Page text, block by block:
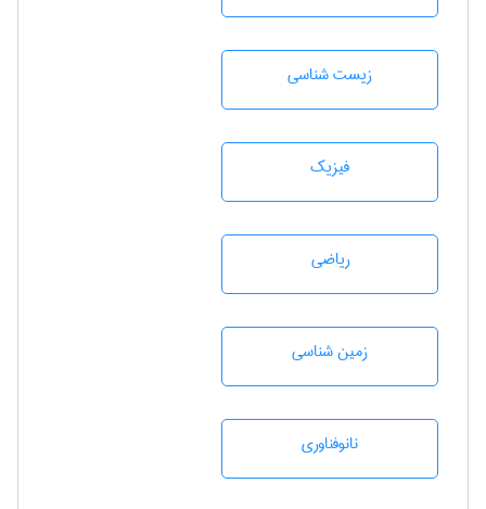
زيست شناسی
فیزیک
رياضی
زمين شناسی
نانوفناوری